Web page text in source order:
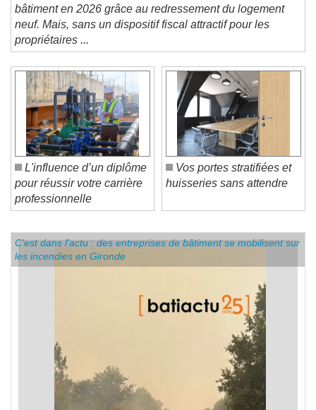
bâtiment table sur une petite reprise d'activité pour le
bâtiment en 2026 grâce au redressement du logement
neuf. Mais, sans un dispositif fiscal attractif pour les
propriétaires ...
L'influence d’un diplôme
pour réussir votre carrière
professionnelle
Vos portes stratifiées et
C'est dans l'actu : des entreprises de bâtiment se mobilisent sur
les incendies en Gironde